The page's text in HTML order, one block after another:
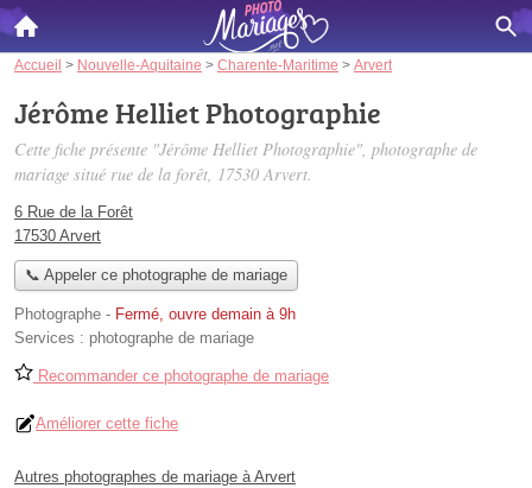
Accueil > Nouvelle-Aquitaine > Charente-Maritime > Arvert
Jérôme Helliet Photographie
Cette fiche présente "Jérôme Helliet Photographie", photographe de
mariage situé rue de la forêt, 17530 Arvert.
6 Rue de la Forêt
17530 Arvert
📞 Appeler ce photographe de mariage
Photographe - Fermé, ouvre demain à 9h
Services : photographe de mariage
Recommander ce photographe de mariage
Améliorer cette fiche
Autres photographes de mariage à Arvert